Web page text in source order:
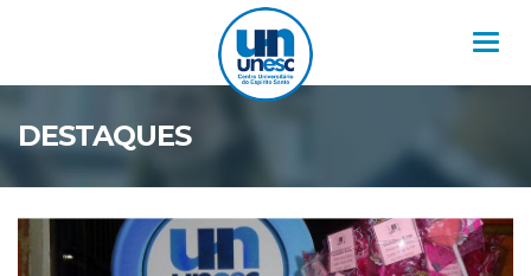
DESTAQUES